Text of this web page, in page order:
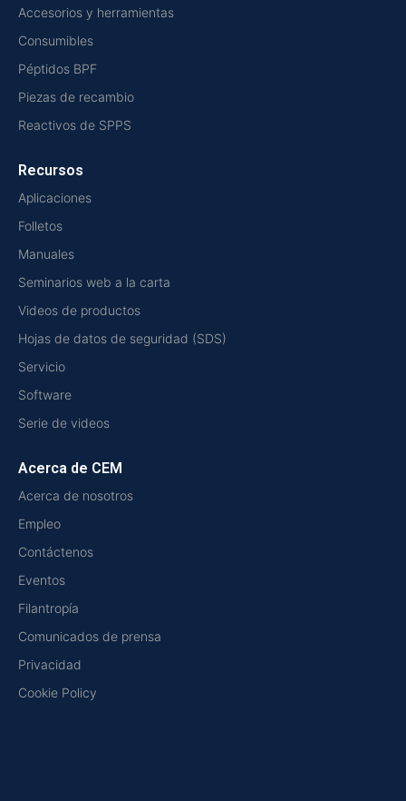
Accesorios y herramientas
Consumibles
Péptidos BPF
Piezas de recambio
Reactivos de SPPS
Recursos
Aplicaciones
Folletos
Manuales
Seminarios web a la carta
Videos de productos
Hojas de datos de seguridad (SDS)
Servicio
Software
Serie de videos
Acerca de CEM
Acerca de nosotros
Empleo
Contáctenos
Eventos
Filantropía
Comunicados de prensa
Privacidad
Cookie Policy